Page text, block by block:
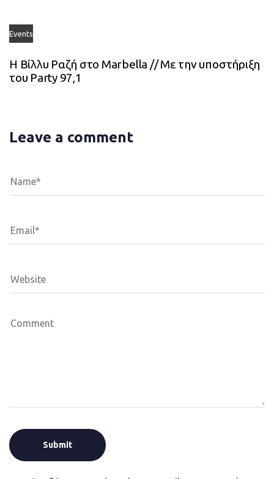
Events
Η Βίλλυ Ραζή στο Marbella // Με την υποστήριξη
του Party 97,1
Leave a comment